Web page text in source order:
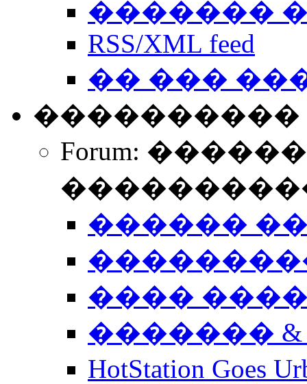
�������
RSS/XML feed
�� ���
����������
Forum:
������
����
�������
HotStation